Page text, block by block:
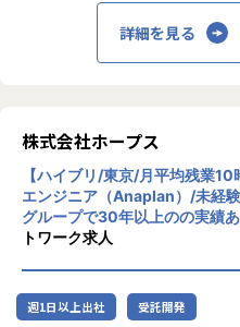
【プロジェクト概要】
■某ネット銀行様の会計領域に
■製造業のお客様にて
G,AP,AR,GL,FA)及びOracle
グローバルにおける各工場の
負荷の軽減などを目的にシステ
■某不動産業のお客様に、会計
ステム構築を行い経営ジャッジ
概要：Anaplan導入・開発
工程：要件定義～保守
目的：リース業向け基盤シス
概要：Appian導入開発
工程：要件定義～保守
目的：大手金融業向けデータ構
工程：要件定義～開発、テスト
チ開発やコンサ
スを提供してい
ード開発を柱と
CloudやOracle
業の業務プロセ
化を図っていま
社風/文化
社内の風通しが
特徴です。多様
景を持つ社員が
詳細を見る
株式会社ホープス
【ハイブリ/東京/月平均残業
エンジニア（Anaplan）/未経
グループで30年以上のの実績
トワーク求人
週1日以上出社 受託開発